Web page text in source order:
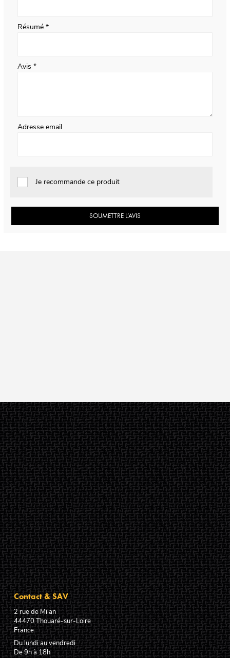
Résumé
Avis
Adresse email
Je recommande ce produit
SOUMETTRE L’AVIS
Contact & SAV
2 rue de Milan
44470Thouaré-sur-Loire
France
Du lundi au vendredi
De 9h à 18h